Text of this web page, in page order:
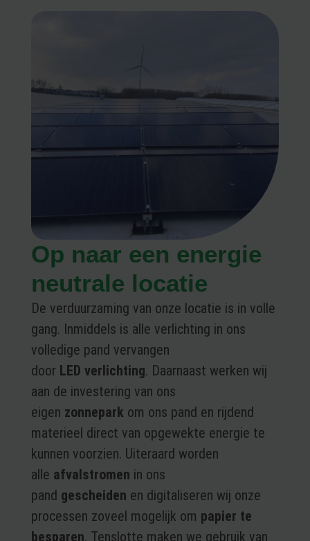
Op naar een energie
neutrale locatie
De verduurzaming van onze locatie is in volle
gang. Inmiddels is alle verlichting in ons
volledige pand vervangen
door LED verlichting. Daarnaast werken wij
aan de investering van ons
eigen zonnepark om ons pand en rijdend
materieel direct van opgewekte energie te
kunnen voorzien. Uiteraard worden
alle afvalstromen in ons
pand gescheiden en digitaliseren wij onze
processen zoveel mogelijk om papier te
besparen. Tenslotte maken we gebruik van